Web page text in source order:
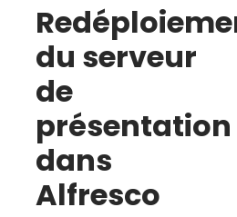
du serveur
de
présentation
dans
Alfresco